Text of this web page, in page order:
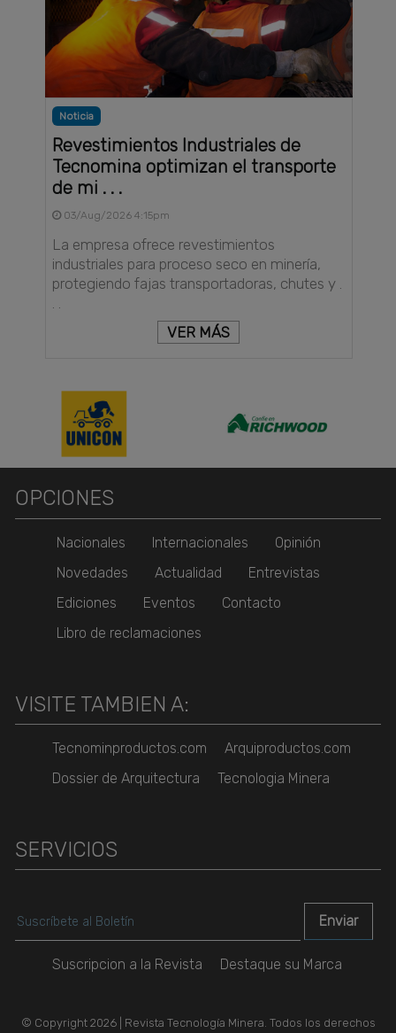
Noticia
Revestimientos Industriales de
Tecnomina optimizan el transporte
de mi . . .
03/Aug/2026 4:15pm
La empresa ofrece revestimientos
industriales para proceso seco en minería,
protegiendo fajas transportadoras, chutes y .
. .
VER MÁS
OPCIONES
Nacionales Internacionales
Opinión
Novedades
Actualidad
Entrevistas
Ediciones
Eventos
Contacto
Libro de reclamaciones
VISITE TAMBIEN A:
Tecnominproductos.com
Arquiproductos.com
Dossier de Arquitectura
Tecnologia Minera
SERVICIOS
Suscripcion a la Revista Destaque su Marca
© Copyright 2026 | Revista Tecnología Minera. Todos los derechos